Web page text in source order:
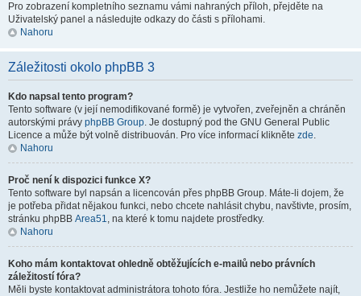
Pro zobrazení kompletního seznamu vámi nahraných příloh, přejděte na
Uživatelský panel a následujte odkazy do části s přílohami.
Nahoru
Záležitosti okolo phpBB 3
Kdo napsal tento program?
Tento software (v její nemodifikované formě) je vytvořen, zveřejněn a chráněn
autorskými právy phpBB Group. Je dostupný pod the GNU General Public
Licence a může být volně distribuován. Pro více informací klikněte zde.
Nahoru
Proč není k dispozici funkce X?
Tento software byl napsán a licencován přes phpBB Group. Máte-li dojem, že
je potřeba přidat nějakou funkci, nebo chcete nahlásit chybu, navštivte, prosím,
stránku phpBB Area51, na které k tomu najdete prostředky.
Nahoru
Koho mám kontaktovat ohledně obtěžujících e-mailů nebo právních
záležitostí fóra?
Měli byste kontaktovat administrátora tohoto fóra. Jestliže ho nemůžete najít,